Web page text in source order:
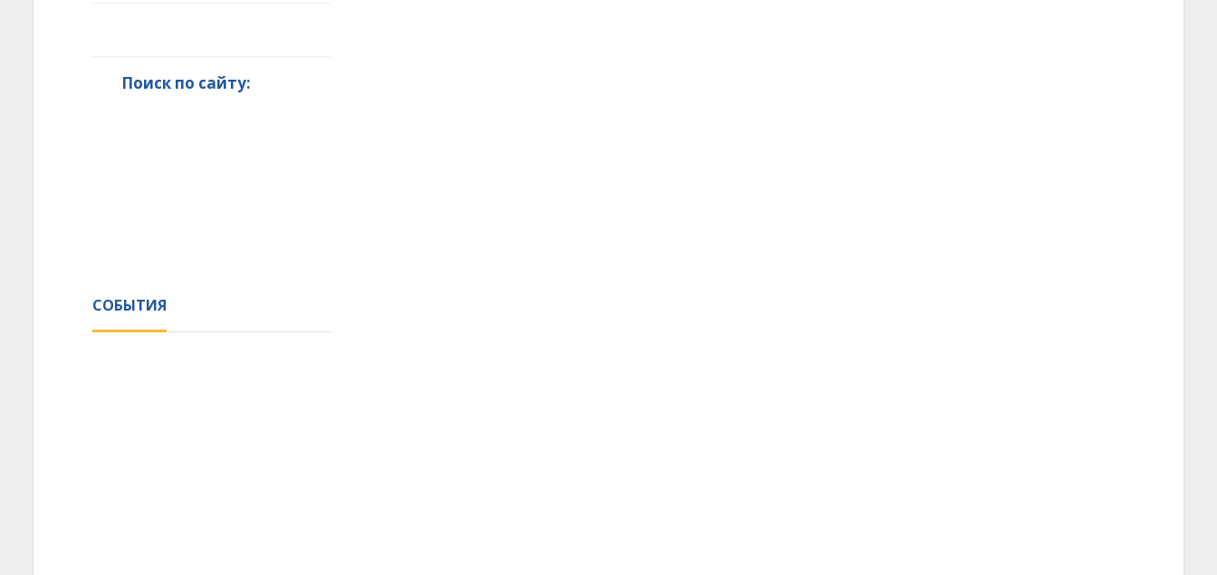
Поиск по сайту:
СОБЫТИЯ